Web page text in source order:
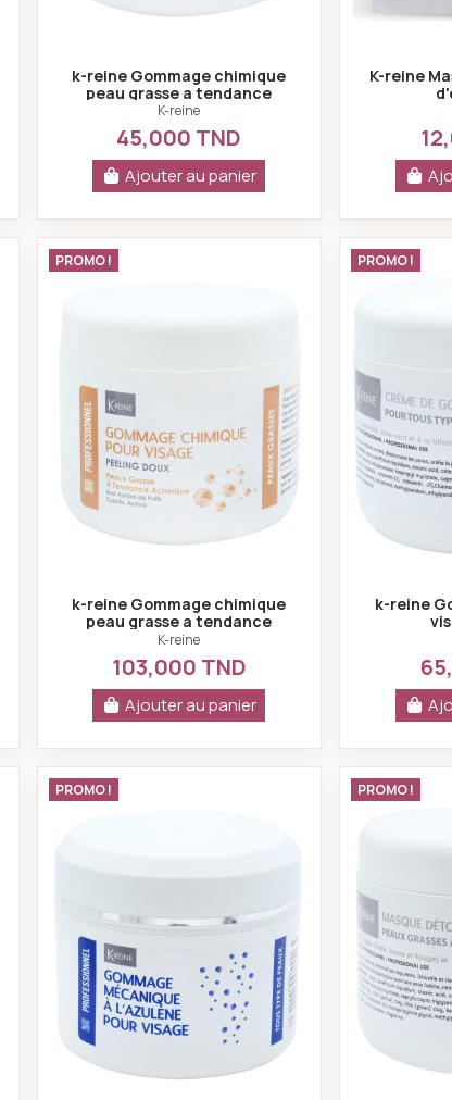
k-reine Gommage chimique
peau grasse a tendance
acnéique 150ml
K-reine
45,000 TND
Ajouter au panier
K-reine
peau sensible visage 450 mlk-reine Gommage chimique peau
PROMO !
k-reine Gommage chimique
peau grasse a tendance
acnéique 450ml
K-reine
103,000 TND
Ajouter au panier
PROMO !
k-reine
off anti-age 30 gr k-reine Gommage mécanique a
PROMO ! PROMO !